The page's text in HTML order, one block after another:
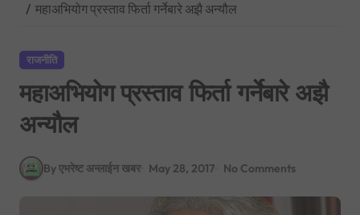
महाअभियोग प्रस्ताव फिर्ता गर्नेबारे अझै अन्यौल
राजनीति
महाअभियोग प्रस्ताव फिर्ता गर्नेबारे अझै
अन्यौल
By एभरेष्ट अन्लाईन खबर May 28, 2017 No Comments